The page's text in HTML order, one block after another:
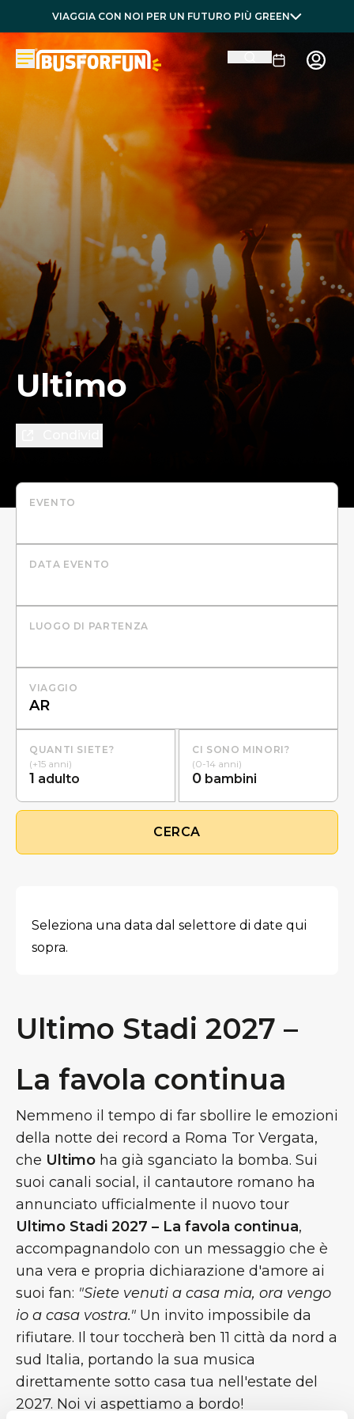
VIAGGIA CON NOI PER UN FUTURO PIÙ GREEN
Ultimo
EVENTO
DATA EVENTO
LUOGO DI PARTENZA
VIAGGIO
QUANTI SIETE?
(+15 anni)
1 adulto
CI SONO MINORI?
(0-14 anni)
0 bambini
CERCA
Ultimo Stadi 2027 –
La favola continua
Nemmeno il tempo di far sbollire le emozioni
della notte dei record a Roma Tor Vergata,
che Ultimo ha già sganciato la bomba. Sui
suoi canali social, il cantautore romano ha
annunciato ufficialmente il nuovo tour
Ultimo Stadi 2027 – La favola continua,
accompagnandolo con un messaggio che è
una vera e propria dichiarazione d'amore ai
suoi fan: "Siete venuti a casa mia, ora vengo
io a casa vostra." Un invito impossibile da
rifiutare. Il tour toccherà ben 11 città da nord a
sud Italia, portando la sua musica
direttamente sotto casa tua nell'estate del
2027. Noi vi aspettiamo a bordo!
Seleziona una data dal selettore di date qui
sopra.